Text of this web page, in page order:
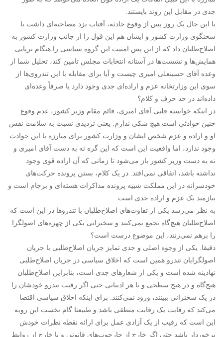
جدی در مقابل این روند بایستند.
با این حال یک روز پس از وقوع حادثه، آفتاب یزد مصاحبه‌ای داشت با
سخنگوی وزارت کشور و ایشان هم این قول را از جانب وزارت کشور به
اصلاح‌طلبان داد که از این پس امنیت این گروه سیاسی را هنگام برپایی
همایش‌ها و نشست‌ها در آستانه انتخابات مجلس تامین کند، تحلیل شما از
وعده آقای حسینعلی امیری چیست و آیا برای مقابله با این تندروی‌ها از
سوی این وزارتخانه عزم و اراده‌ای جدی وجود دارد یا صرفاً وعده‌ای
داده‌اند در حد حرف و کلام؟
در اینکه خواسته قلبی آقای امیری، قائم مقام وزیر کشور، عدم وقوع
چنین حوادثی است هیچ شکی ندارم. یعنی تردیدی نسبت به سلامت نفس
او و اراده و عزم شخص ایشان و وزارت کشور برای مبارزه با این حوادث
وجود ندارد، اما واقعیت این است که این گره نه به دست آقای امیری و
نه به دست وزیر کشور باز می‌شود تا زمانی که آن اراده قوی وجود
نداشته باشد، اتفاقی نمی‌افتد. در یک کلام، بستن پرونده حرکت‌های
خودسرانه در این مملکت شبیه پرونده مذاکرات هسته‌ای و برجام است و
نیازمند یک عزم و اراده جدی است.
به نظر می‌رسد یکی از تفاوت‌های اصلاح‌طلبان با تندروها در این است که
اصلاح‌طلبان هیچ‌گاه تجمع نمی‌کنند و سخنرانی یکی از چهره‌های اصولگرا
را برهم نمی‌زنند، این موضوع درست است؟
دقیقا. یکی از وجوه اصلی و جدی تمایز جریان اصلاح‌طلبی با جریان
اصولگرایان تندرو همین است که اخلاق سیاسی در جریان اصلاح‌طلبی
نهادینه شده است و یکی از شعارهای جدی است، بنابراین ‌اصلاح‌طلبان
هیچ‌گاه و در هیچ سطحی و با هر ادبیاتی حتی اگر رقیب تندرو خودشان را
در یک سخنرانی ببینند، ورود نمی‌کنند. برای اینکه اخلاق سیاسی اقتضا
می‌کند که رقابت یک رقابت منطقی باشد و طبیعتا گام نخست این رویه
این است که رقیب از یک آزادی عمل برای ارائه نقطه نظرات خودش
برخوردار باشد حتی اگر خارج از چارچوب‌های قانونی و یا خارج از روابط